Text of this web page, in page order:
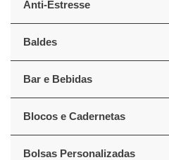
Anti-Estresse
Baldes
Bar e Bebidas
Blocos e Cadernetas
Bolsas Personalizadas